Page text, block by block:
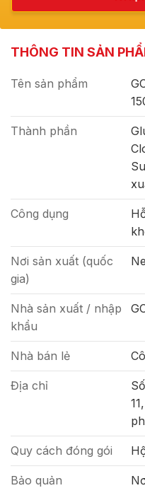
THÔNG TIN SẢN
Tên sản phẩm
Thành phần
Công dụng
Nơi sản xuất (quốc
gia)
Nhà sản xuất / nhập
khẩu
Nhà bán lẻ
Địa chỉ
Quy cách đóng gói
Bảo quản